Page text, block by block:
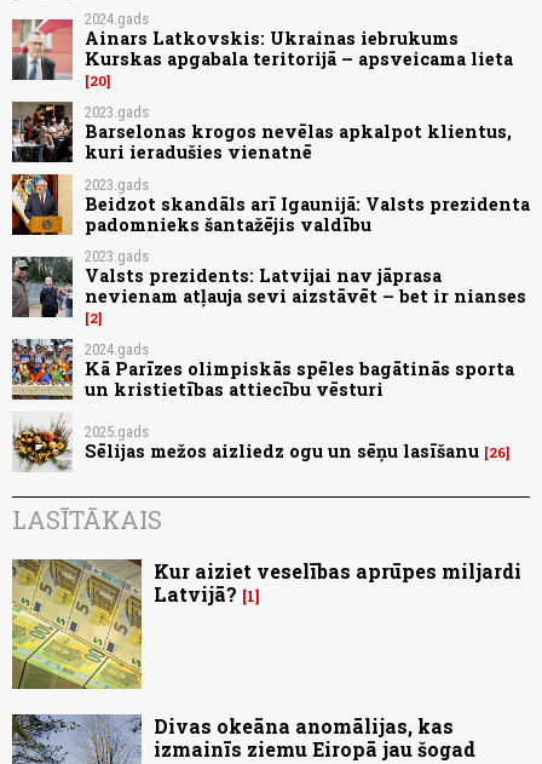
2024.gads
Ainars Latkovskis: Ukrainas iebrukums
Kurskas apgabala teritorijā – apsveicama lieta
20
2023.gads
Barselonas krogos nevēlas apkalpot klientus,
kuri ieradušies vienatnē
2023.gads
Beidzot skandāls arī Igaunijā: Valsts prezidenta
padomnieks šantažējis valdību
2023.gads
Valsts prezidents: Latvijai nav jāprasa
nevienam atļauja sevi aizstāvēt – bet ir nianses
2
2024.gads
Kā Parīzes olimpiskās spēles bagātinās sporta
un kristietības attiecību vēsturi
2025.gads
Sēlijas mežos aizliedz ogu un sēņu lasīšanu 26
LASĪTĀKAIS
Kur aiziet veselības aprūpes miljardi
Latvijā?
1
Divas okeāna anomālijas, kas
izmainīs ziemu Eiropā jau šogad